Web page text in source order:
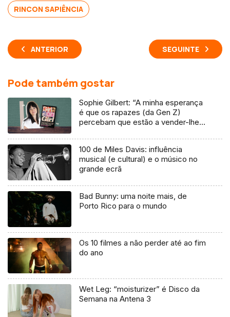
RINCON SAPIÊNCIA
ANTERIOR SEGUINTE
Pode também gostar
Sophie Gilbert: “A minha esperança
é que os rapazes (da Gen Z)
percebam que estão a vender-lhes
100 de Miles Davis: influência
musical (e cultural) e o músico no
grande ecrã
Bad Bunny: uma noite mais, de
Porto Rico para o mundo
Os 10 filmes a não perder até ao fim
do ano
Wet Leg: “moisturizer” é Disco da
Semana na Antena 3